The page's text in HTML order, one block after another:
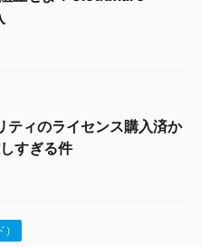
ティのライセンス購入済か
すぎる件